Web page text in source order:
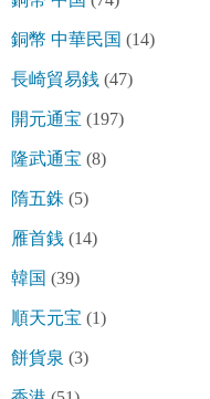
銅幣 中華民国 (14)
長崎貿易銭 (47)
開元通宝 (197)
隆武通宝 (8)
隋五銖 (5)
雁首銭 (14)
韓国 (39)
順天元宝 (1)
餅貨泉 (3)